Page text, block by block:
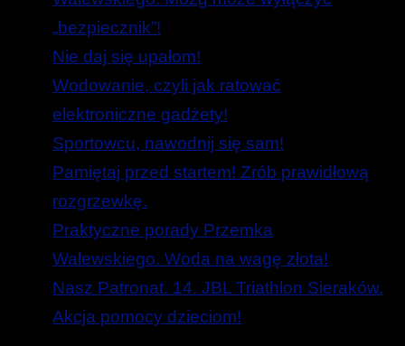
„bezpiecznik”!
Nie daj się upałom!
Wodowanie, czyli jak ratować
elektroniczne gadżety!
Sportowcu, nawodnij się sam!
Pamiętaj przed startem! Zrób prawidłową
rozgrzewkę.
Praktyczne porady Przemka
Walewskiego. Woda na wagę złota!
Nasz Patronat. 14. JBL Triathlon Sieraków.
Akcja pomocy dzieciom!